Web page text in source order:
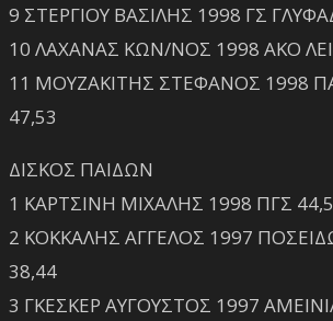
9 ΣΤΕΡΓΙΟΥ ΒΑΣΙΛΗΣ 1998 ΓΣ
10 ΛΑΧΑΝΑΣ ΚΩΝ/ΝΟΣ 1998 ΑΚΟ
11 ΜΟΥΖΑΚΙΤΗΣ ΣΤΕΦΑΝΟΣ 1998
47,53
ΔΙΣΚΟΣ ΠΑΙΔΩΝ
1 ΚΑΡΤΣΙΝΗ ΜΙΧΑΛΗΣ 1998 ΠΓΣ
2 ΚΟΚΚΑΛΗΣ ΑΓΓΕΛΟΣ 1997
38,44
3 ΓΚΕΣΚΕΡ ΑΥΓΟΥΣΤΟΣ 1997